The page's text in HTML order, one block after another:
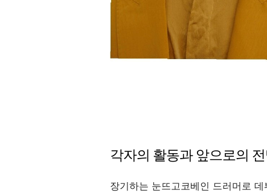
각자의 활동과 앞으로의
장기하는 눈뜨고코베인 드러머로